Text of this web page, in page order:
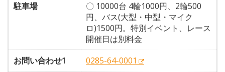
駐車場
〇 10000台 4輪1000円、2輪500
円、バス(大型・中型・マイク
ロ)1500円。特別イベント、レース
開催日は別料金
お問い合わせ1
0285-64-0001